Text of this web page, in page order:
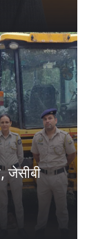
जेसीबी